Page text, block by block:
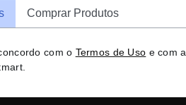
Comprar Produtos
com o Termos de Uso e com a